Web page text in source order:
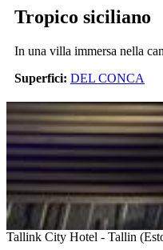
Tropico siciliano
In una villa immersa nella
Superfici: DEL CONCA
Tallink City Hotel - Tallin